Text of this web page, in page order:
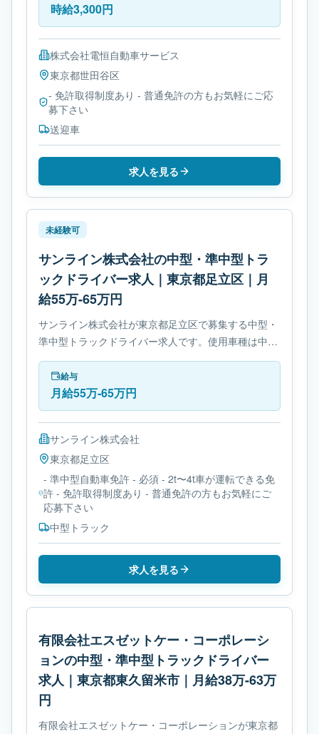
時給3,300円
株式会社電恒自動車サービス
東京都世田谷区
- 免許取得制度あり - 普通免許の方もお気軽にご応
募下さい
送迎車
求人を見る
未経験可
サンライン株式会社の中型・準中型トラ
ックドライバー求人｜東京都足立区｜月
給55万-65万円
サンライン株式会社が東京都足立区で募集する中型・
準中型トラックドライバー求人です。使用車種は中型
トラックです。勤務時間は- 変形労働時間制です。必
要免許は- 準中型自動車免許です。
給与
月給55万-65万円
サンライン株式会社
東京都足立区
- 準中型自動車免許 - 必須 - 2t〜4t車が運転できる免
許 - 免許取得制度あり - 普通免許の方もお気軽にご
応募下さい
中型トラック
求人を見る
有限会社エスゼットケー・コーポレーシ
ョンの中型・準中型トラックドライバー
求人｜東京都東久留米市｜月給38万-63万
円
有限会社エスゼットケー・コーポレーションが東京都